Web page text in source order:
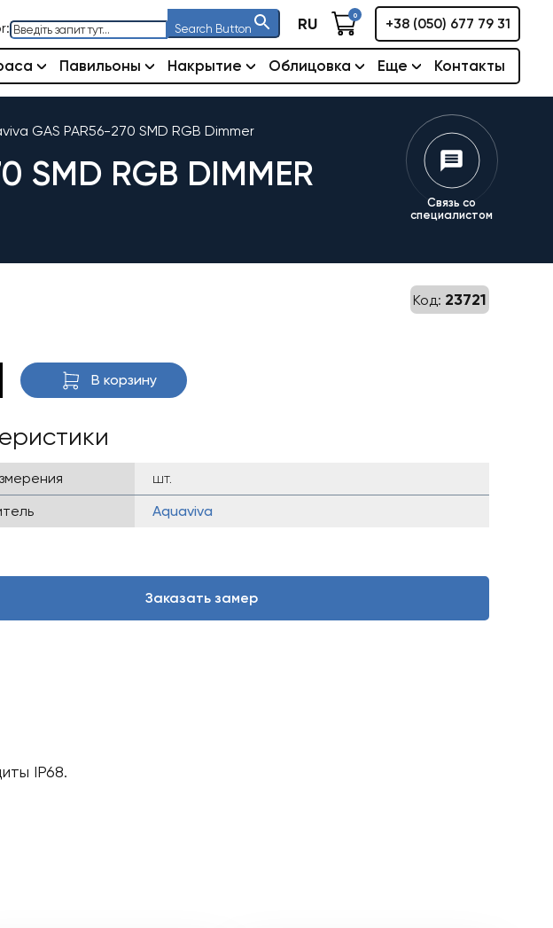
Search Button RU 0
+38 (050) 677 79 31
Павильоны Накрытие Облицовка Еще Контакты
GAS PAR56-270 SMD RGB Dimmer
SMD RGB DIMMER
Связь со
специалистом
Код: 23721
В корзину
шт.
Aquaviva
Заказать замер
IP68.